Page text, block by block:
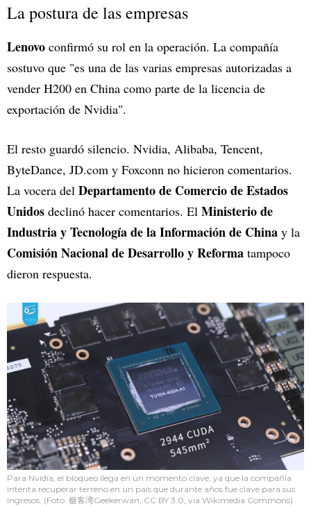
La postura de las empresas
Lenovo confirmó su rol en la operación. La compañía
sostuvo que "es una de las varias empresas autorizadas a
vender H200 en China como parte de la licencia de
exportación de Nvidia".
El resto guardó silencio. Nvidia, Alibaba, Tencent,
ByteDance, JD.com y Foxconn no hicieron comentarios.
La vocera del Departamento de Comercio de Estados
Unidos declinó hacer comentarios. El Ministerio de
Industria y Tecnología de la Información de China y la
Comisión Nacional de Desarrollo y Reforma tampoco
dieron respuesta.
Para Nvidia, el bloqueo llega en un momento clave, ya que la compañía
intenta recuperar terreno en un país que durante años fue clave para sus
ingresos. (Foto: 极客湾Geekerwan, CC BY 3.0, via Wikimedia Commons)